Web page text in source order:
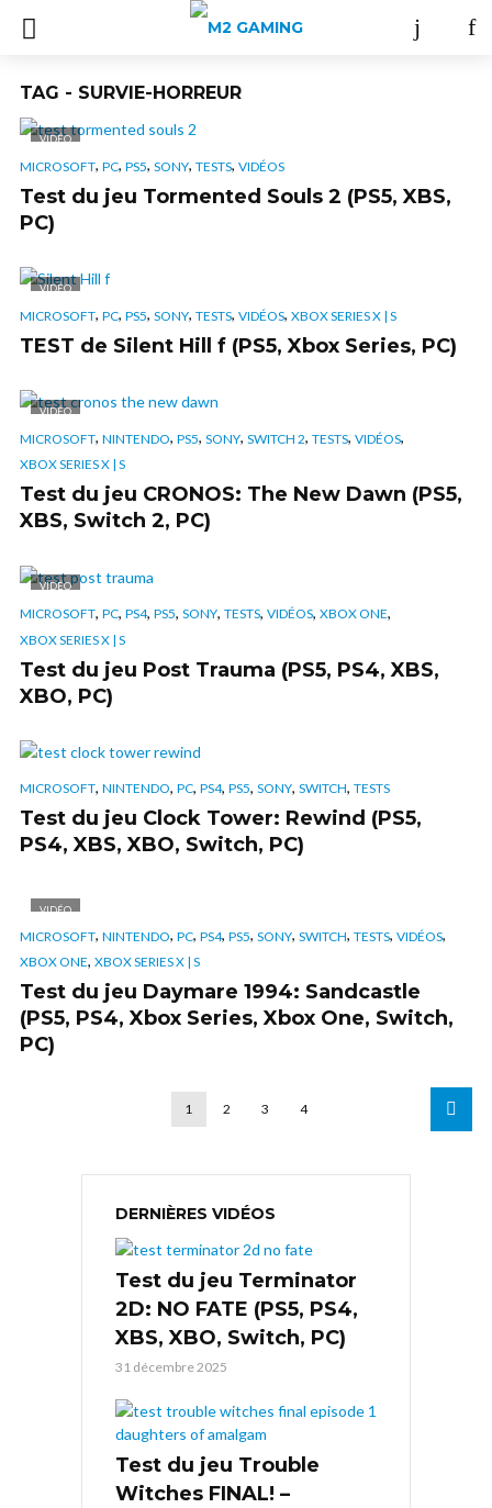
TAG - SURVIE-HORREUR
VIDÉO
MICROSOFT, PC, PS5, SONY, TESTS, VIDÉOS
Test du jeu Tormented Souls 2 (PS5, XBS,
PC)
VIDÉO
MICROSOFT, PC, PS5, SONY, TESTS, VIDÉOS, XBOX SERIES X | S
TEST de Silent Hill f (PS5, Xbox Series, PC)
VIDÉO
MICROSOFT, NINTENDO, PS5, SONY, SWITCH 2, TESTS, VIDÉOS,
XBOX SERIES X | S
Test du jeu CRONOS: The New Dawn (PS5,
XBS, Switch 2, PC)
VIDÉO
MICROSOFT, PC, PS4, PS5, SONY, TESTS, VIDÉOS, XBOX ONE,
XBOX SERIES X | S
Test du jeu Post Trauma (PS5, PS4, XBS,
XBO, PC)
MICROSOFT, NINTENDO, PC, PS4, PS5, SONY, SWITCH, TESTS
Test du jeu Clock Tower: Rewind (PS5,
PS4, XBS, XBO, Switch, PC)
VIDÉO
MICROSOFT, NINTENDO, PC, PS4, PS5, SONY, SWITCH, TESTS, VIDÉOS,
XBOX ONE, XBOX SERIES X | S
Test du jeu Daymare 1994: Sandcastle
(PS5, PS4, Xbox Series, Xbox One, Switch,
PC)
1 2 3 4
DERNIÈRES VIDÉOS
Test du jeu Terminator
2D: NO FATE (PS5, PS4,
XBS, XBO, Switch, PC)
31 décembre 2025
Test du jeu Trouble
Witches FINAL! –